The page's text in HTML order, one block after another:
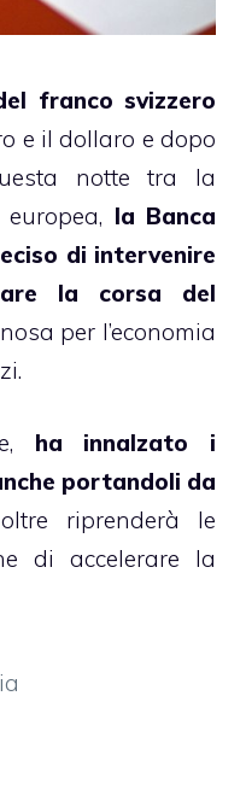
franco svizzero
e il dollaro e dopo
notte tra la
la Banca
di intervenire
la corsa del
per l’economia
ha innalzato i
portandoli da
riprenderà le
di accelerare la